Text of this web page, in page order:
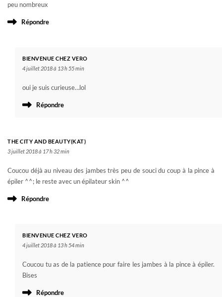
peu nombreux
Répondre
BIENVENUE CHEZ VERO
4 juillet 2018 à 13 h 55 min
oui je suis curieuse…lol
Répondre
THE CITY AND BEAUTY(KAT)
3 juillet 2018 à 17 h 32 min
Coucou déjà au niveau des jambes très peu de souci du coup à la pince à
épiler ^^; le reste avec un épilateur skin ^^
Répondre
BIENVENUE CHEZ VERO
4 juillet 2018 à 13 h 54 min
Coucou tu as de la patience pour faire les jambes à la pince à épiler.
Bises
Répondre